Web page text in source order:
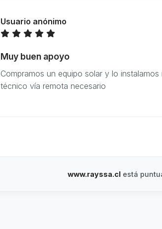
Usuario anónimo
Muy buen apoyo
Compramos un equipo solar y lo
técnico vía remota necesario
www.rayssa.clestá